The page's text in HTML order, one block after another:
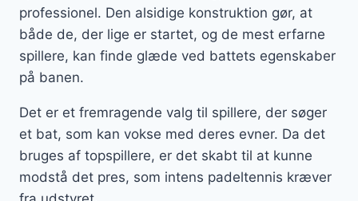
professionel. Den alsidige konstruktion gør, at
både de, der lige er startet, og de mest erfarne
spillere, kan finde glæde ved battets egenskaber
på banen.
Det er et fremragende valg til spillere, der søger
et bat, som kan vokse med deres evner. Da det
bruges af topspillere, er det skabt til at kunne
modstå det pres, som intens padeltennis kræver